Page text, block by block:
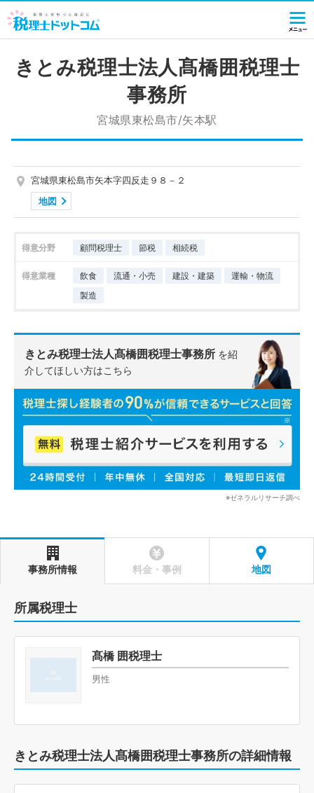
きとみ税理士法人髙橋囲税理士
事務所
宮城県東松島市/矢本駅
宮城県東松島市矢本字四反走９８－２
地図
得意分野 顧問税理士 節税 相続税
得意業種 飲食 流通・小売 建設・建築
運輸・物流
製造
きとみ税理士法人髙橋囲税理士事務所 を紹
介してほしい方はこちら
※ゼネラルリサーチ調べ
事務所情報 料金・事例 地図
所属税理士
髙橋 囲税理士
男性
きとみ税理士法人髙橋囲税理士事務所の詳細情報